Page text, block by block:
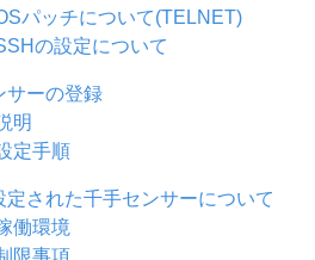
パッチについて(TELNET)
の設定について
サーの登録
明
定手順
定された千手センサーについて
働環境
限事項